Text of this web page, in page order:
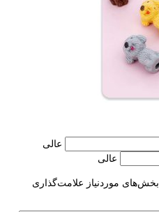
عالی
عالی
بخش‌های موردنیاز علامت‌گذاری